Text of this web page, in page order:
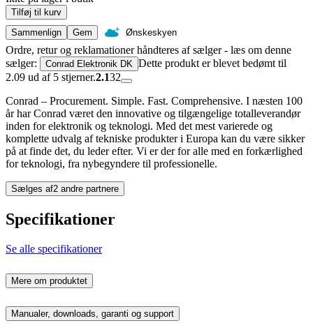
Tilføj til kurv
Sammenlign
Gem Ønskeskyen
Ordre, retur og reklamationer håndteres af sælger - læs om denne
sælger:
Conrad Elektronik DK Dette produkt er blevet bedømt til
2.09 ud af 5 stjerner.2.132
Conrad – Procurement. Simple. Fast. Comprehensive. I næsten 100
år har Conrad været den innovative og tilgængelige totalleverandør
inden for elektronik og teknologi. Med det mest varierede og
komplette udvalg af tekniske produkter i Europa kan du være sikker
på at finde det, du leder efter. Vi er der for alle med en forkærlighed
for teknologi, fra nybegyndere til professionelle.
Sælges af2 andre partnere
Specifikationer
Se alle specifikationer
Mere om produktet
Manualer, downloads, garanti og support